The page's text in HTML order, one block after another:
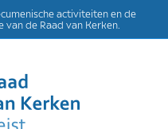
activiteiten en de
de Raad van Kerken.